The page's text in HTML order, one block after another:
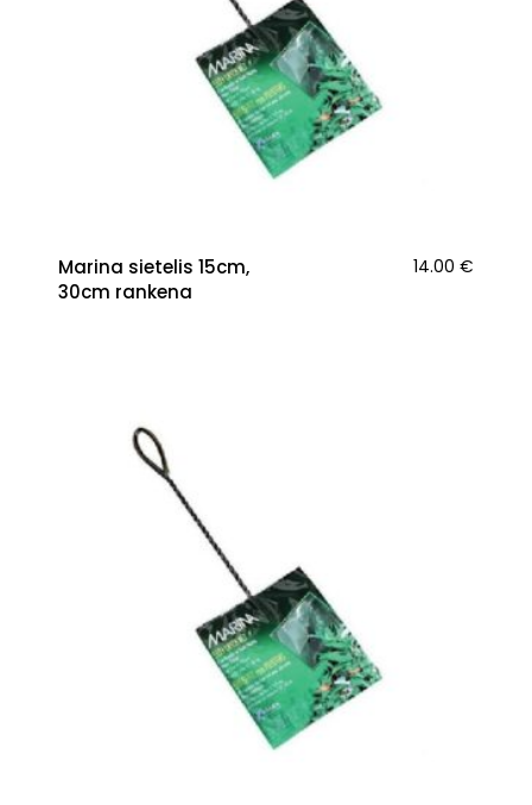
Marina sietelis 15cm,
30cm rankena
14.00 €